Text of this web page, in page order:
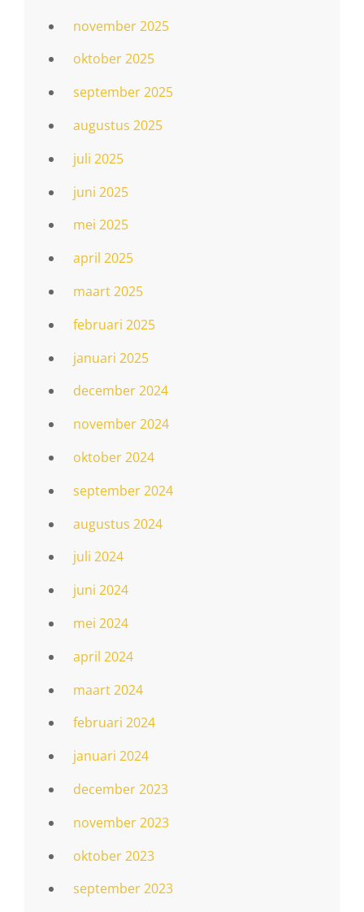
november 2025
oktober 2025
september 2025
augustus 2025
juli 2025
juni 2025
mei 2025
april 2025
maart 2025
februari 2025
januari 2025
december 2024
november 2024
oktober 2024
september 2024
augustus 2024
juli 2024
juni 2024
mei 2024
april 2024
maart 2024
februari 2024
januari 2024
december 2023
november 2023
oktober 2023
september 2023